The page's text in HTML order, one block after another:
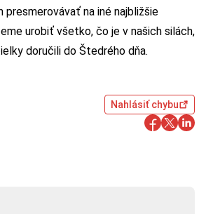
presmerovávať na iné najbližšie
urobiť všetko, čo je v našich silách,
doručili do Štedrého dňa.
Nahlásiť chybu